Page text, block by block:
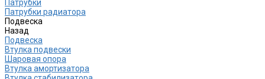
Патрубки
Патрубки радиатора
Подвеска
Назад
Подвеска
Втулка подвески
Шаровая опора
Втулка амортизатора